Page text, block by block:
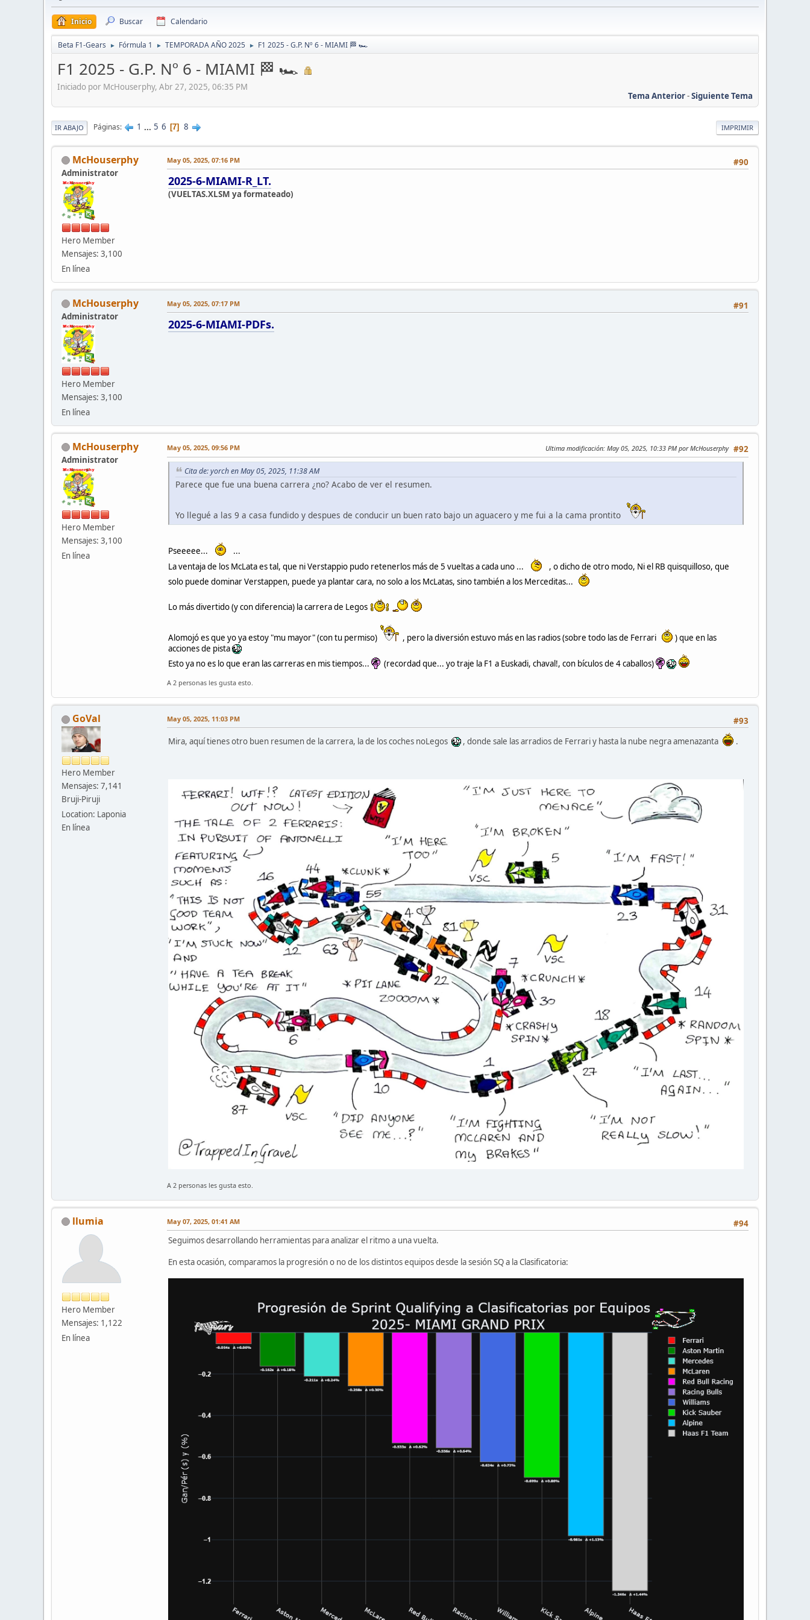
Inicio Buscar Calendario
Beta F1-Gears ► Fórmula 1 ► TEMPORADA AÑO 2025 ► F1 2025 - G.P. Nº 6 - MIAMI 🏁 🏎
F1 2025 - G.P. Nº 6 - MIAMI 🏁 🏎
Iniciado por McHouserphy, Abr 27, 2025, 06:35 PM
Tema Anterior-Siguiente Tema
IMPRIMIR
IR ABAJO Páginas 1 ... 5 6 7 8
McHouserphy
Administrator
Hero Member
Mensajes: 3,100
En línea
#90
May 05, 2025, 07:16 PM
2025-6-MIAMI-R_LT.
(VUELTAS.XLSM ya formateado)
McHouserphy
Administrator
Hero Member
Mensajes: 3,100
En línea
#91
May 05, 2025, 07:17 PM
2025-6-MIAMI-PDFs.
McHouserphy
Administrator
Hero Member
Mensajes: 3,100
En línea
#92
May 05, 2025, 09:56 PM Ultima modificación: May 05, 2025, 10:33 PM por McHouserphy
Cita de: yorch en May 05, 2025, 11:38 AM
Parece que fue una buena carrera ¿no? Acabo de ver el resumen.
Yo llegué a las 9 a casa fundido y despues de conducir un buen rato bajo un aguacero y me fui a la cama prontito
Pseeeee...
...
La ventaja de los McLata es tal, que ni Verstappio pudo retenerlos más de 5 vueltas a cada uno ...
, o dicho de otro modo, Ni el RB quisquilloso, que
solo puede dominar Verstappen, puede ya plantar cara, no solo a los McLatas, sino también a los Merceditas...
Lo más divertido (y con diferencia) la carrera de Legos
Alomojó es que yo ya estoy "mu mayor" (con tu permiso) , pero la diversión estuvo más en las radios (sobre todo las de Ferrari
) que en las
acciones de pista
Esto ya no es lo que eran las carreras en mis tiempos...
(recordad que... yo traje la F1 a Euskadi, chaval!, con bículos de 4 caballos)
A 2 personas les gusta esto.
GoVal
Hero Member
Mensajes: 7,141
Bruji-Piruji
Location: Laponia
En línea
#93
May 05, 2025, 11:03 PM
Mira, aquí tienes otro buen resumen de la carrera, la de los coches noLegos , donde sale las arradios de Ferrari y hasta la nube negra amenazanta .
A 2 personas les gusta esto.
llumia
Hero Member
Mensajes: 1,122
En línea
#94
May 07, 2025, 01:41 AM
Seguimos desarrollando herramientas para analizar el ritmo a una vuelta.
En esta ocasión, comparamos la progresión o no de los distintos equipos desde la sesión SQ a la Clasificatoria: